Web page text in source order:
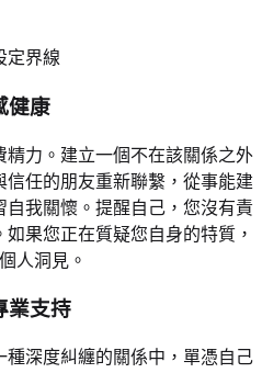
健康
力。建立一個不在該關係之外
任的朋友重新聯繫，從事能建
我關懷。提醒自己，您沒有責
果您正在質疑您自身的特質，
人洞見。
業支持
深度糾纏的關係中，單憑自己